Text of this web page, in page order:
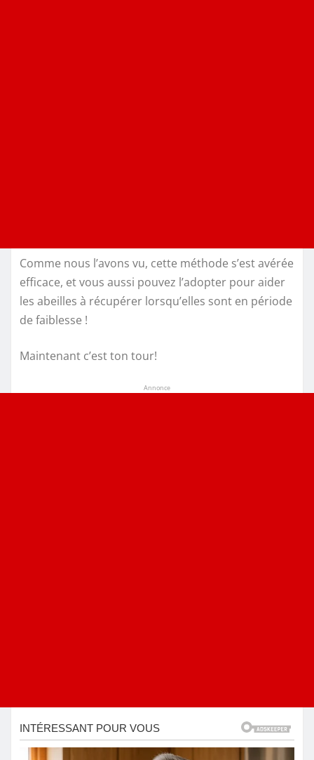
Comme nous l’avons vu, cette méthode s’est avérée
efficace, et vous aussi pouvez l’adopter pour aider
les abeilles à récupérer lorsqu’elles sont en période
de faiblesse !
Maintenant c’est ton tour!
Annonce